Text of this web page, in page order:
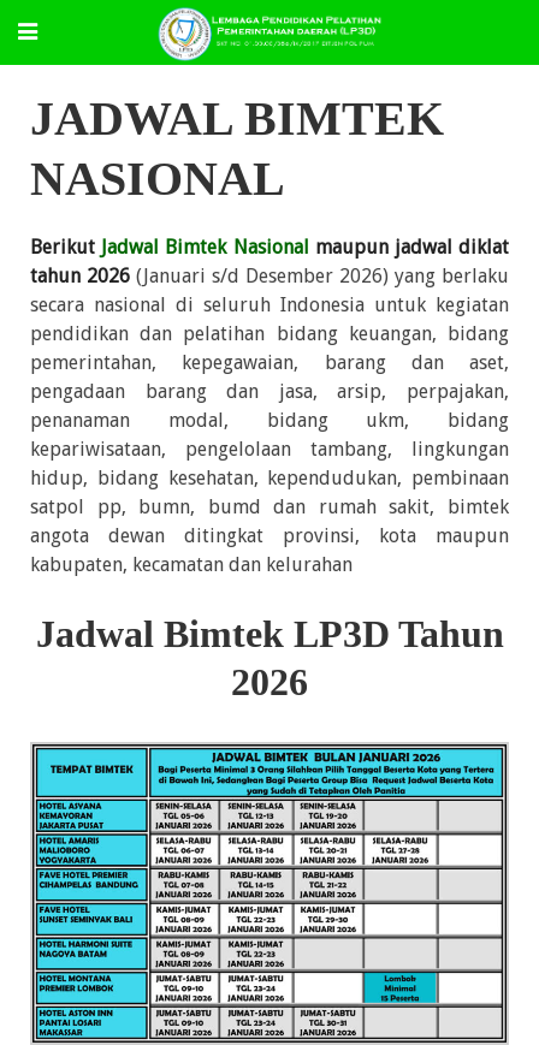
JADWAL BIMTEK
NASIONAL
Berikut Jadwal Bimtek Nasional maupun jadwal diklat
tahun 2026 (Januari s/d Desember 2026) yang berlaku
secara nasional di seluruh Indonesia untuk kegiatan
pendidikan dan pelatihan bidang keuangan, bidang
pemerintahan, kepegawaian, barang dan aset,
pengadaan barang dan jasa, arsip, perpajakan,
penanaman modal, bidang ukm, bidang
kepariwisataan, pengelolaan tambang, lingkungan
hidup, bidang kesehatan, kependudukan, pembinaan
satpol pp, bumn, bumd dan rumah sakit, bimtek
angota dewan ditingkat provinsi, kota maupun
kabupaten, kecamatan dan kelurahan
Jadwal Bimtek LP3D Tahun
2026